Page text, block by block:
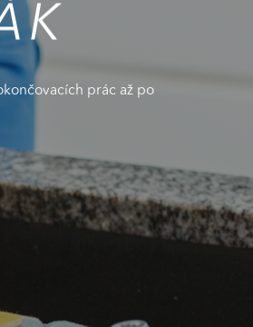
prác až po